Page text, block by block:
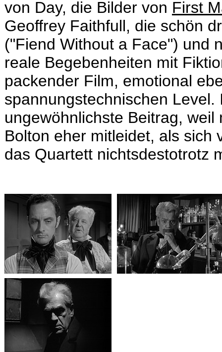
von Day, die Bilder von First
Geoffrey Faithfull, die schön
("Fiend Without a Face") und
reale Begebenheiten mit
packender Film, emotional
spannungstechnischen
ungewöhnlichste Beitrag,
Bolton eher mitleidet, als sich
das Quartett nichtsdestotrotz